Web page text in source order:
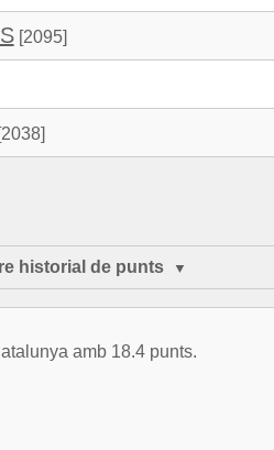
[2095]
[2038]
historial de punts
amb 18.4 punts.